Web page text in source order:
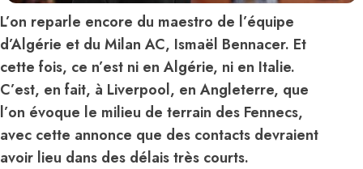
L’on reparle encore du maestro de l’équipe
d’Algérie et du Milan AC, Ismaël Bennacer. Et
cette fois, ce n’est ni en Algérie, ni en Italie.
C’est, en fait, à Liverpool, en Angleterre, que
l’on évoque le milieu de terrain des Fennecs,
avec cette annonce que des contacts devraient
avoir lieu dans des délais très courts.